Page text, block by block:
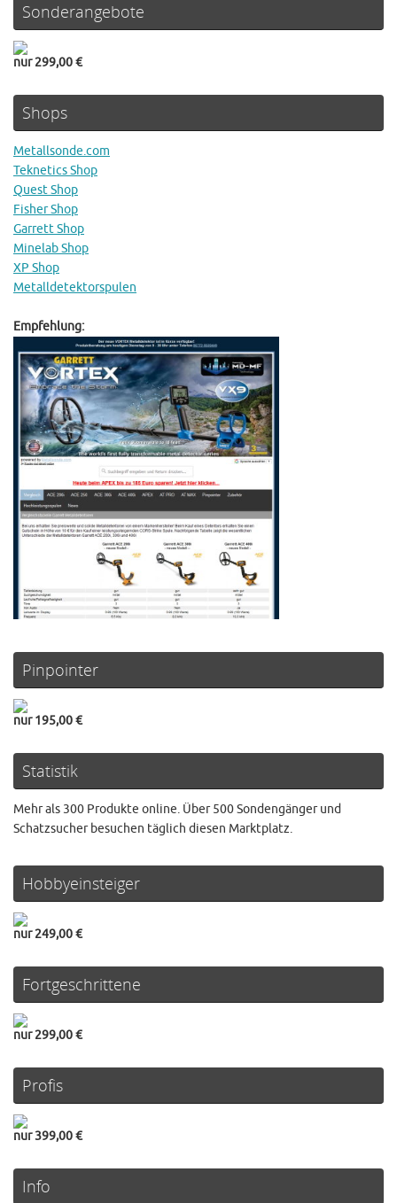
Sonderangebote
nur 299,00 €
Shops
Metallsonde.com
Teknetics Shop
Quest Shop
Fisher Shop
Garrett Shop
Minelab Shop
XP Shop
Metalldetektorspulen
Empfehlung:
Pinpointer
nur 195,00 €
Statistik
Mehr als 300 Produkte online. Über 500 Sondengänger und
Schatzsucher besuchen täglich diesen Marktplatz.
Hobbyeinsteiger
nur 249,00 €
Fortgeschrittene
nur 299,00 €
Profis
nur 399,00 €
Info